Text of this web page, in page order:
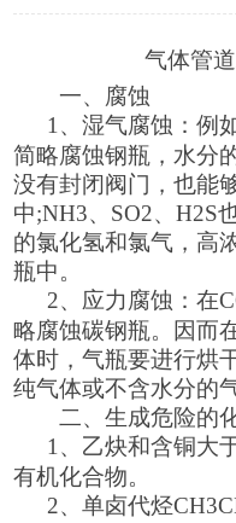
气体管
一、腐蚀
1、湿气腐蚀：例
简略腐蚀钢瓶，水分
没有封闭阀门，也能
中;NH3、 SO2、H2S
的氯化氢和氯气，高
瓶中。
2、 应力腐蚀：在
略腐蚀碳钢瓶。因而
体时，气瓶要进行烘
纯气体或不含水分的
二、生成危险的
1、 乙炔和含铜大
有机化合物。
2、单卤代烃